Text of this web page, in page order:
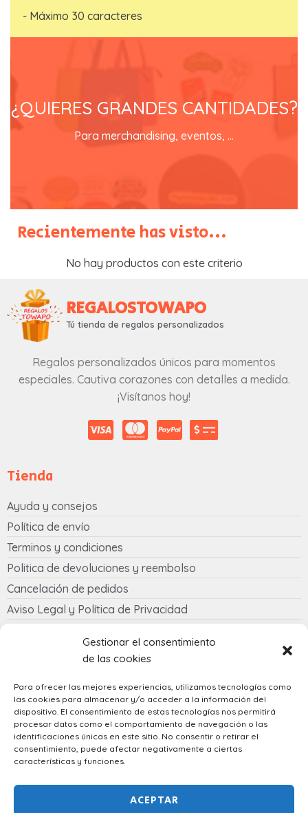
Gestionar el consentimiento
de las cookies
Para ofrecer las mejores experiencias, utilizamos tecnologías como
las cookies para almacenar y/o acceder a la información del
dispositivo. El consentimiento de estas tecnologías nos permitirá
procesar datos como el comportamiento de navegación o las
identificaciones únicas en este sitio. No consentir o retirar el
consentimiento, puede afectar negativamente a ciertas
características y funciones.
ACEPTAR
- Máximo 30 caracteres
¿QUIERES GRANDES CANTIDADES?
Para merchandising, eventos, ...
fácil
precios especiales
Recientemente has visto...
No hay productos con este criterio
REGALOSTOWAPO
Tú tienda de regalos personalizados
Regalos personalizados únicos para momentos
especiales. Cautiva corazones con detalles a medida.
¡Visítanos hoy!
Tienda
Ayuda y consejos
Política de envío
Terminos y condiciones
Politica de devoluciones y reembolso
Cancelación de pedidos
Aviso Legal y Política de Privacidad
633 058 342
regalostowapo@gmail.com
Spanish
ENVIAR SOLICITUD